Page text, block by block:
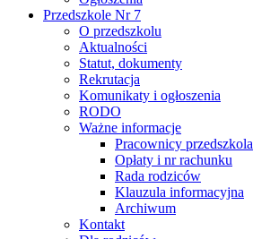
Przedszkole Nr 7
O przedszkolu
Aktualności
Statut, dokumenty
Rekrutacja
Komunikaty i ogłoszenia
RODO
Ważne informacje
Pracownicy przedszkola
Opłaty i nr rachunku
Rada rodziców
Klauzula informacyjna
Archiwum
Kontakt